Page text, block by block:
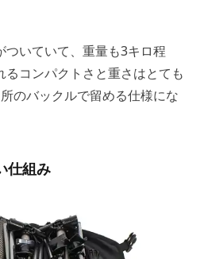
いていて、重量も3キロ程
コンパクトさと重さはとても
のバックルで留める仕様にな
仕組み